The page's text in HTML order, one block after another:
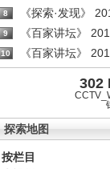
8 《探索·发现》
9 《百家讲坛》
10 《百家讲坛》
302
探索地图
按栏目